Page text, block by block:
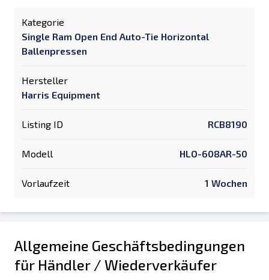
Kategorie
Single Ram Open End Auto-Tie Horizontal
Ballenpressen
Hersteller
Harris Equipment
Listing ID RCB8190
Modell HLO-608AR-50
Vorlaufzeit 1 Wochen
Allgemeine Geschäftsbedingungen
für Händler / Wiederverkäufer